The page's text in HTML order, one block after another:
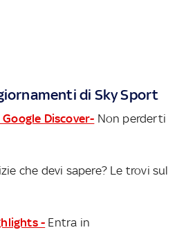
di Sky Sport
Discover- Non perderti
che devi sapere? Le trovi sul
- Entra in